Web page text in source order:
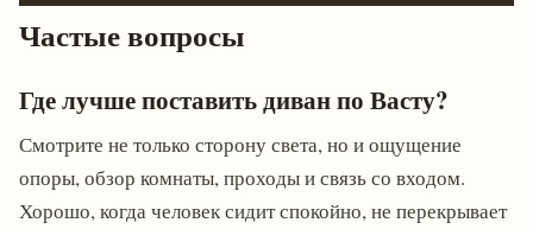
Частые вопросы
Где лучше поставить диван по Васту?
Смотрите не только сторону света, но и ощущение
опоры, обзор комнаты, проходы и связь со входом.
Хорошо, когда человек сидит спокойно, не перекрывает